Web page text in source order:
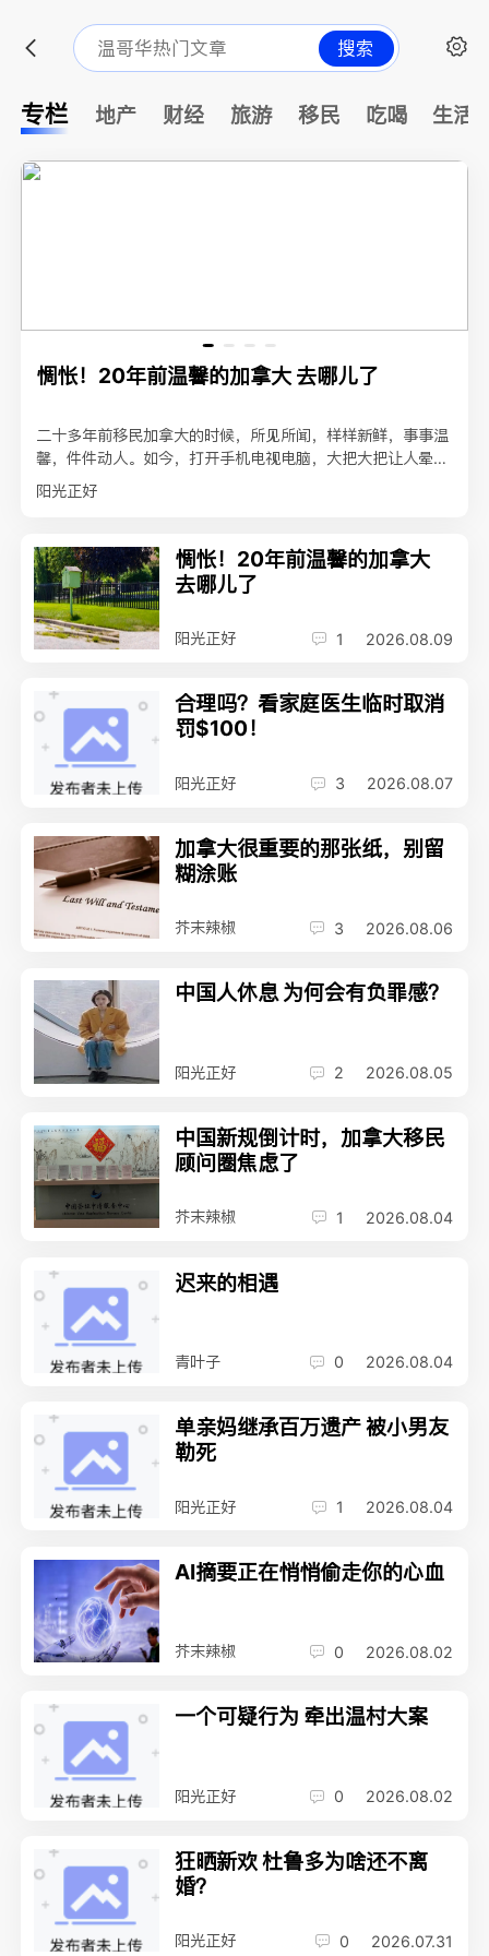
搜索
专栏 地产 财经 旅游 移民 吃喝 生活
惆怅！20年前温馨的加拿大 去哪儿了
二十多年前移民加拿大的时候，所见所闻，样样新鲜，事事温
馨，件件动人。如今，打开手机电视电脑，大把大把让人晕眩
的新闻：商店银行被抢、车辆钱包被盗、入室抢劫、公交地...
阳光正好
惆怅！20年前温馨的加拿大
去哪儿了
阳光正好 1 2026.08.09
合理吗？看家庭医生临时取消
罚$100！
阳光正好 3 2026.08.07
加拿大很重要的那张纸，别留
糊涂账
芥末辣椒 3 2026.08.06
中国人休息 为何会有负罪感？
阳光正好 2 2026.08.05
中国新规倒计时，加拿大移民
顾问圈焦虑了
芥末辣椒 1 2026.08.04
迟来的相遇
青叶子 0 2026.08.04
单亲妈继承百万遗产 被小男友
勒死
阳光正好 1 2026.08.04
AI摘要正在悄悄偷走你的心血
芥末辣椒 0 2026.08.02
一个可疑行为 牵出温村大案
阳光正好 0 2026.08.02
狂晒新欢 杜鲁多为啥还不离
婚？
阳光正好 0 2026.07.31